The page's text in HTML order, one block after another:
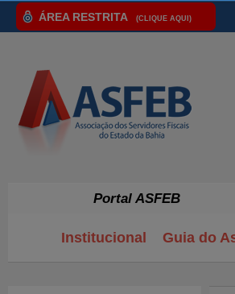
ÁREA RESTRITA (CLIQUE AQUI)
Portal ASFEB
Institucional Guia do